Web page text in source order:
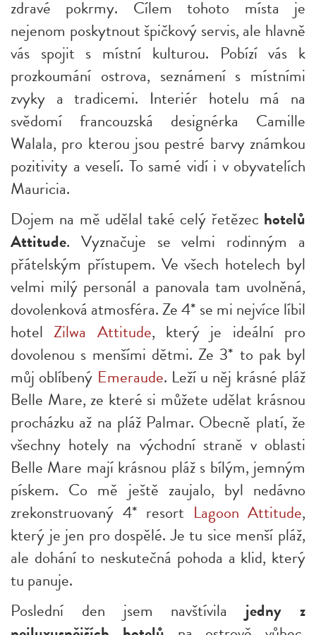
zdravé pokrmy. Cílem tohoto místa je
nejenom poskytnout špičkový servis, ale hlavně
vás spojit s místní kulturou. Pobízí vás k
prozkoumání ostrova, seznámení s místními
zvyky a tradicemi. Interiér hotelu má na
svědomí francouzská designérka Camille
Walala, pro kterou jsou pestré barvy známkou
pozitivity a veselí. To samé vidí i v obyvatelích
Mauricia.
Dojem na mě udělal také celý řetězechotelů
Attitude. Vyznačuje se velmi rodinným a
přátelským přístupem. Ve všech hotelech byl
velmi milý personál a panovala tam uvolněná,
dovolenková atmosféra. Ze 4* se mi nejvíce líbil
hotelZilwa Attitude, který je ideální pro
dovolenou s menšími dětmi. Ze 3* to pak byl
můj oblíbený Emeraude. Leží u něj krásné pláž
Belle Mare, ze které si můžete udělat krásnou
procházku až na pláž Palmar. Obecně platí, že
všechny hotely na východní straně v oblasti
Belle Mare mají krásnou pláž s bílým, jemným
pískem. Co mě ještě zaujalo, byl nedávno
zrekonstruovaný 4* resort Lagoon Attitude,
který je jen pro dospělé. Je tu sice menší pláž,
ale dohání to neskutečná pohoda a klid, který
tu panuje.
Poslední den jsem navštívila jedny z